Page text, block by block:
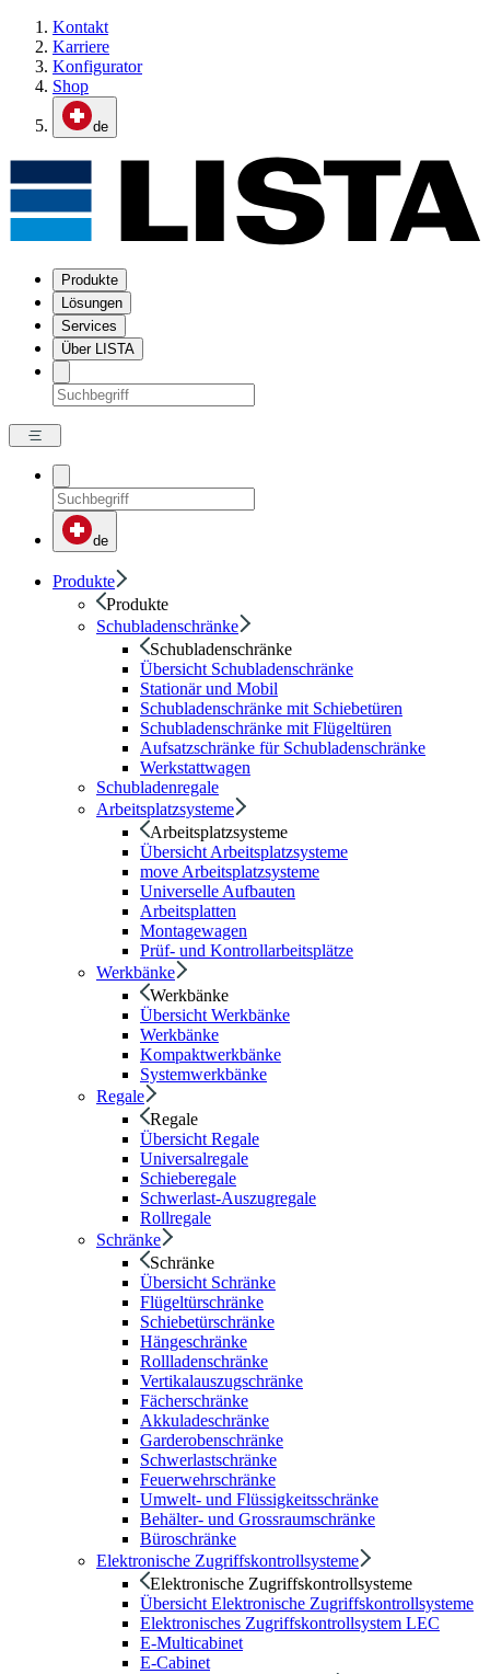
Kontakt
Karriere
Konfigurator
Shop
de
Produkte
Lösungen
Services
Über LISTA
de
Produkte
Produkte
Schubladenschränke
Schubladenschränke
Übersicht Schubladenschränke
Stationär und Mobil
Schubladenschränke mit Schiebetüren
Schubladenschränke mit Flügeltüren
Aufsatzschränke für Schubladenschränke
Werkstattwagen
Schubladenregale
Arbeitsplatzsysteme
Arbeitsplatzsysteme
Übersicht Arbeitsplatzsysteme
move Arbeitsplatzsysteme
Universelle Aufbauten
Arbeitsplatten
Montagewagen
Prüf- und Kontrollarbeitsplätze
Werkbänke
Werkbänke
Übersicht Werkbänke
Werkbänke
Kompaktwerkbänke
Systemwerkbänke
Regale
Regale
Übersicht Regale
Universalregale
Schieberegale
Schwerlast-Auszugregale
Rollregale
Schränke
Schränke
Übersicht Schränke
Flügeltürschränke
Schiebetürschränke
Hängeschränke
Rollladenschränke
Vertikalauszugschränke
Fächerschränke
Akkuladeschränke
Garderobenschränke
Schwerlastschränke
Feuerwehrschränke
Umwelt- und Flüssigkeitsschränke
Behälter- und Grossraumschränke
Büroschränke
Elektronische Zugriffskontrollsysteme
Elektronische Zugriffskontrollsysteme
Übersicht Elektronische Zugriffskontrollsysteme
Elektronisches Zugriffskontrollsystem LEC
E-Multicabinet
E-Cabinet